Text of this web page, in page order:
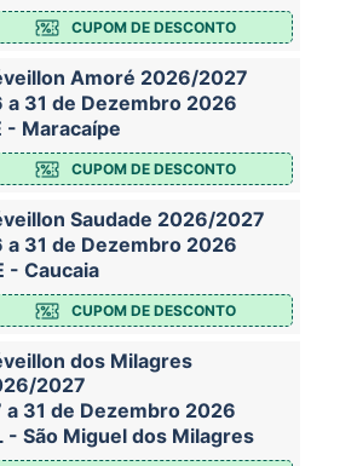
CUPOM DE DESCONTO
Amoré 2026/2027
a 31 de Dezembro 2026
- Maracaípe
CUPOM DE DESCONTO
Saudade 2026/2027
a 31 de Dezembro 2026
- Caucaia
CUPOM DE DESCONTO
dos Milagres
2027
a 31 de Dezembro 2026
- São Miguel dos Milagres